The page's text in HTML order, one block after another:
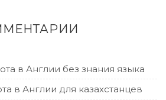
в Англии без знания языка
в Англии для казахстанцев